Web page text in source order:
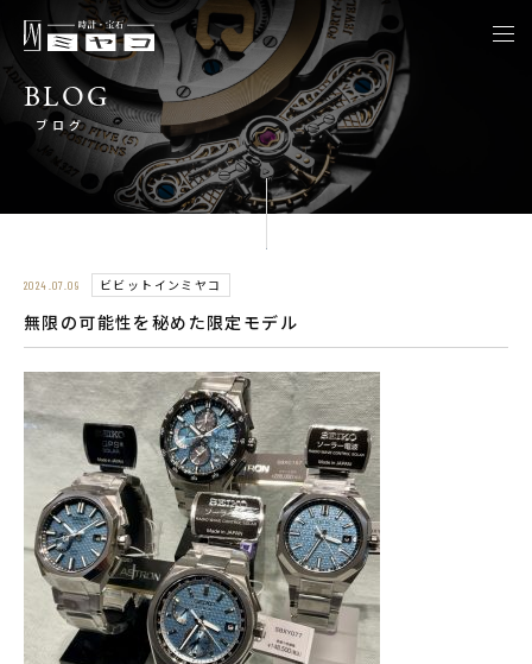
BLOG
ブログ
2024.07.09 ビビットインミヤコ
無限の可能性を秘めた限定モデル